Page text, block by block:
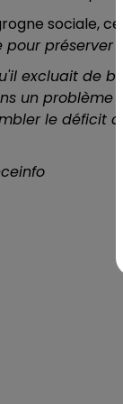
sociale,
pour
excluait de
un
le déficit